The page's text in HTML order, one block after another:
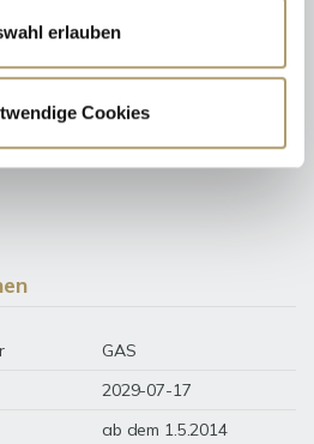
erlauben
Cookies
GAS
2029-07-17
ab dem 1.5.2014